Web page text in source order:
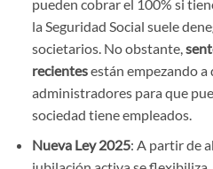
pueden cobrar el 100% si
la Seguridad Social suele
societarios. No obstante,
recientesestán empezando a
administradores para que
sociedad tiene empleados.
Nueva Ley 2025: A partir de